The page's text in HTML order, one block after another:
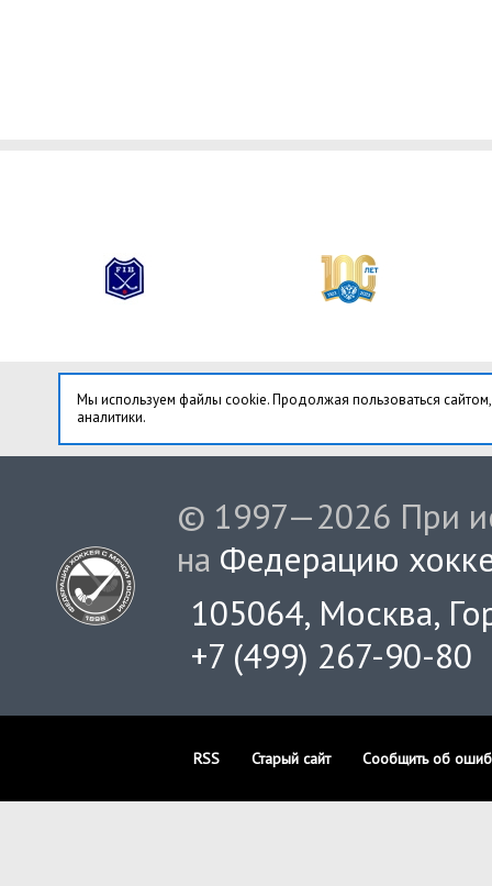
Мы используем файлы cookie. Продолжая пользоваться
аналитики.
© 1997—2026 При
на Федерацию
105064, Москва,
+7 (499) 267-90-80
RSS Старый сайт Сообщить об